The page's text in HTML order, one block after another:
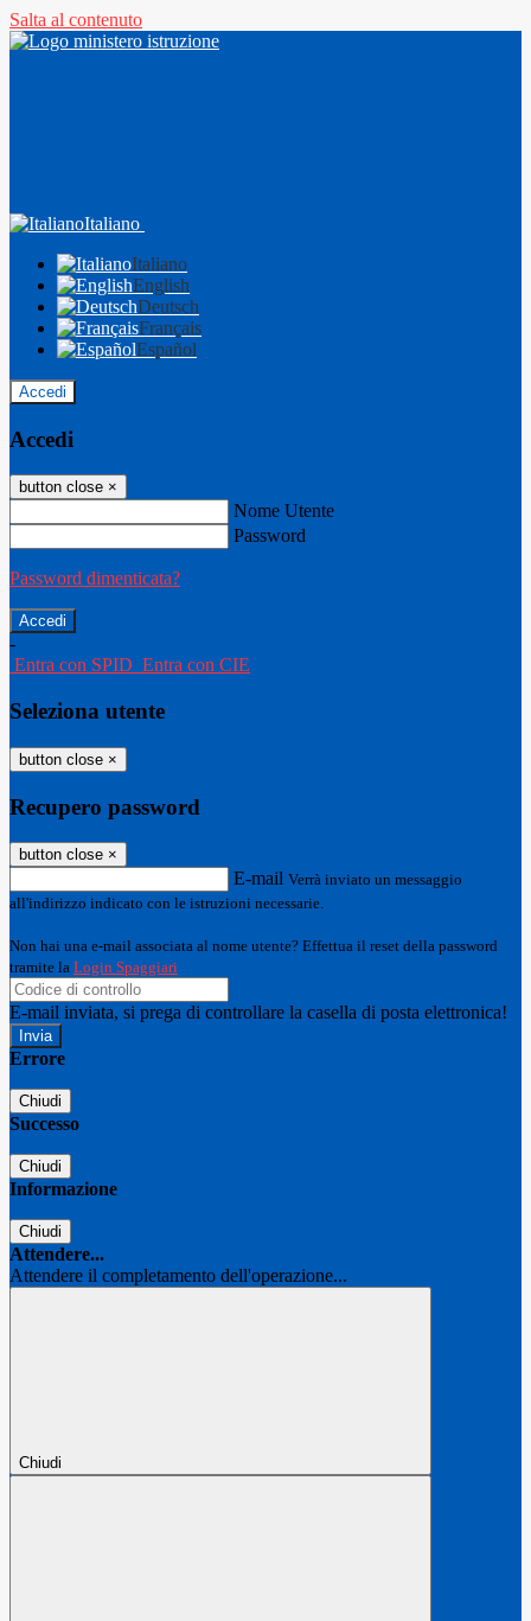
Salta al contenuto
Italiano
Italiano
English
Deutsch
Français
Español
Accedi
Accedi
button close ×
Nome Utente
Password
Password dimenticata?
-
Entra con SPID Entra con CIE
Seleziona utente
button close ×
Recupero password
button close ×
E-mail Verrà inviato un messaggio
all'indirizzo indicato con le istruzioni necessarie.
Non hai una e-mail associata al nome utente? Effettua il reset della password
tramite la Login Spaggiari
E-mail inviata, si prega di controllare la casella di posta elettronica!
Errore
Chiudi
Successo
Chiudi
Informazione
Chiudi
Attendere...
Attendere il completamento dell'operazione...
Chiudi